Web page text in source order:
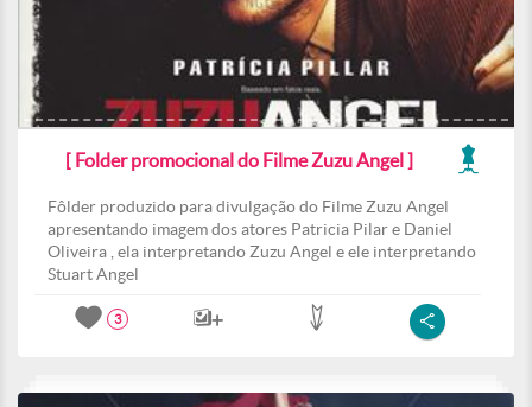
[ Folder promocional do Filme Zuzu Angel ]
Fôlder produzido para divulgação do Filme Zuzu Angel
apresentando imagem dos atores Patricia Pilar e Daniel
Oliveira , ela interpretando Zuzu Angel e ele interpretando
Stuart Angel
3